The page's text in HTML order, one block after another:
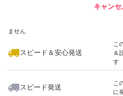
ません
スピード＆安心発送
こ
＆
す
スピード発送
こ
に
キャンセ